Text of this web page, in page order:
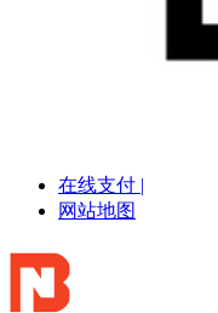
在线支付 |
网站地图